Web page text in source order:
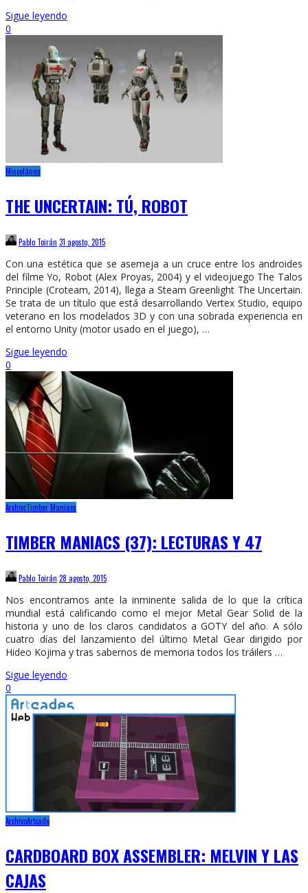
Sigue leyendo
0
Miscelánea
THE UNCERTAIN: TÚ, ROBOT
Pablo Toirán 31 agosto, 2015
Con una estética que se asemeja a un cruce entre los androides
del filme Yo, Robot (Alex Proyas, 2004) y el videojuego The Talos
Principle (Croteam, 2014), llega a Steam Greenlight The Uncertain.
Se trata de un título que está desarrollando Vertex Studio, equipo
veterano en los modelados 3D y con una sobrada experiencia en
el entorno Unity (motor usado en el juego), …
Sigue leyendo
0
ArchivoTimber Maniacs
TIMBER MANIACS (37): LECTURAS Y 47
Pablo Toirán 28 agosto, 2015
Nos encontramos ante la inminente salida de lo que la crítica
mundial está calificando como el mejor Metal Gear Solid de la
historia y uno de los claros candidatos a GOTY del año. A sólo
cuatro días del lanzamiento del último Metal Gear dirigido por
Hideo Kojima y tras sabernos de memoria todos los tráilers …
Sigue leyendo
0
ArchivoArtcade
CARDBOARD BOX ASSEMBLER: MELVIN Y LAS
CAJAS